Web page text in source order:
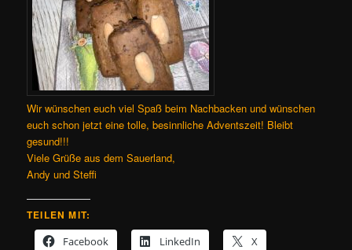
Wir wünschen euch viel Spaß beim Nachbacken und wünschen
euch schon jetzt eine tolle, besinnliche Adventszeit! Bleibt
gesund!!!
Viele Grüße aus dem Sauerland,
Andy und Steffi
TEILEN MIT:
Facebook
LinkedIn X